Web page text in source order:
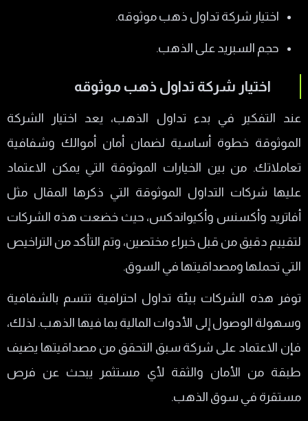
اختيار شركة تداول ذهب موثوقه.
حجم السبريد على الذهب.
اختيار شركة تداول ذهب موثوقه
عند التفكير في بدء تداول الذهب، يعد اختيار الشركة
الموثوقة خطوة أساسية لضمان أمان أموالك وشفافية
تعاملاتك. من بين الخيارات الموثوقة التي يمكن الاعتماد
عليها شركات التداول الموثوقة التي ذكرها المقال مثل
أفاتريد وأكسنس وأكيواندكس، حيث خضعت هذه الشركات
لتقييم دقيق من قبل خبراء مختصين، وتم التأكد من التراخيص
التي تحملها ومصداقيتها في السوق.
توفر هذه الشركات بيئة تداول احترافية تتسم بالشفافية
وسهولة الوصول إلى الأدوات المالية بما فيها الذهب. لذلك،
فإن الاعتماد على شركة سبق التحقق من مصداقيتها يضيف
طبقة من الأمان والثقة لأي مستثمر يبحث عن فرص
مستقرة في سوق الذهب.